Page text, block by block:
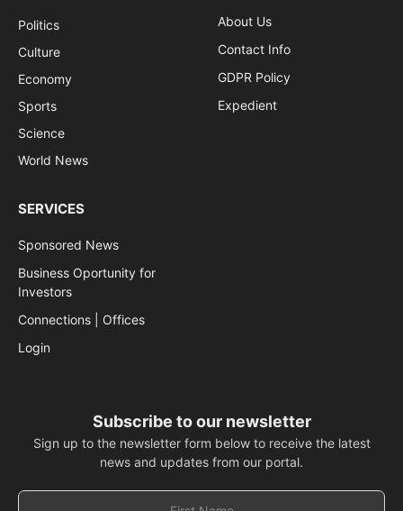
Politics
Culture
Economy
Sports
Science
World News
About Us
Contact Info
GDPR Policy
Expedient
SERVICES
Sponsored News
Business Oportunity for
Investors
Connections | Offices
Login
Subscribe to our newsletter
Sign up to the newsletter form below to receive the latest
news and updates from our portal.